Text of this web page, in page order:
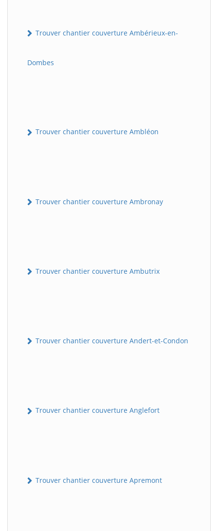
Trouver chantier couverture Ambérieux-en-
Dombes
Trouver chantier couverture Ambléon
Trouver chantier couverture Ambronay
Trouver chantier couverture Ambutrix
Trouver chantier couverture Andert-et-Condon
Trouver chantier couverture Anglefort
Trouver chantier couverture Apremont